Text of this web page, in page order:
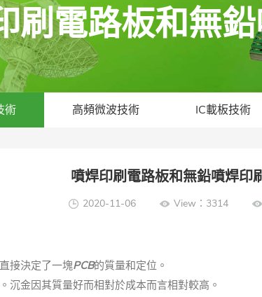
刷電路板和無
術 高頻微波技術 IC載板技術
噴焊印刷電路板和無鉛噴焊印
2020-11-06 View：3314
接決定了一塊PCB的質量和定位 。
沉金因其質量好而相對於成本而言相對較高。